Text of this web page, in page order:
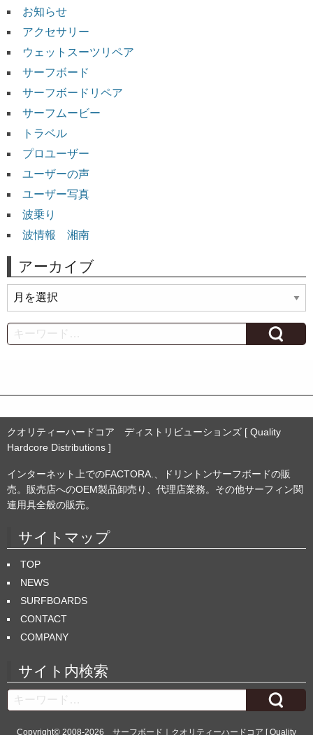
お知らせ
アクセサリー
ウェットスーツリペア
サーフボード
サーフボードリペア
サーフムービー
トラベル
プロユーザー
ユーザーの声
ユーザー写真
波乗り
波情報 湘南
アーカイブ
ー
カ
イ
Search
クオリティーハードコア ディストリビューションズ [ Quality
Hardcore Distributions ]
インターネット上でのFACTORA.、ドリントンサーフボードの販
売。販売店へのOEM製品卸売り、代理店業務。その他サーフィン関
連用具全般の販売。
サイトマップ
TOP
NEWS
SURFBOARDS
CONTACT
COMPANY
サイト内検索
Search
Copyright© 2008-2026 サーフボード｜クオリティーハードコア [ Quality